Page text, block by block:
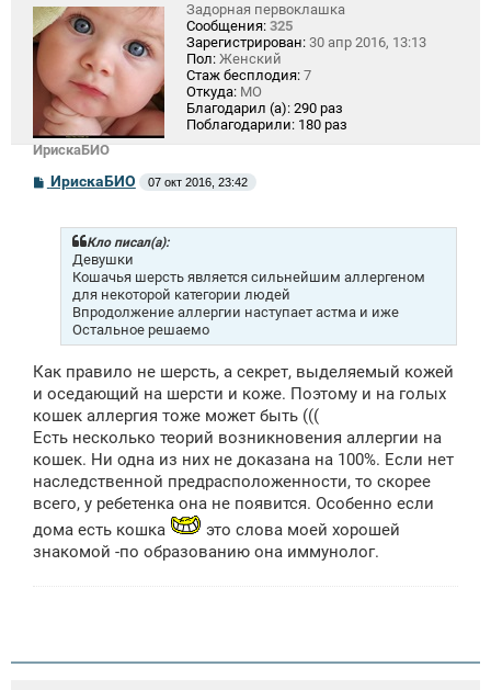
ИрискаБИО
Задорная первоклашка
Сообщения: 325
Зарегистрирован: 30 апр 2016, 13:13
Пол: Женский
Стаж бесплодия: 7
Откуда: МО
Благодарил (а): 290 раз
Поблагодарили: 180 раз
СИрискаБИО 07 окт 2016, 23:42
Кло писал(а):
Девушки
Кошачья шерсть является сильнейшим аллергеном
для некоторой категории людей
Впродолжение аллергии наступает астма и иже
Остальное решаемо
Как правило не шерсть, а секрет, выделяемый кожей
и оседающий на шерсти и коже. Поэтому и на голых
кошек аллергия тоже может быть (((
Есть несколько теорий возникновения аллергии на
кошек. Ни одна из них не доказана на 100%. Если нет
наследственной предрасположенности, то скорее
всего, у ребетенка она не появится. Особенно если
дома есть кошка
это слова моей хорошей
знакомой -по образованию она иммунолог.